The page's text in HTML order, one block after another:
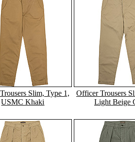
Slim, Type 1,
USMC Khaki
Officer Trousers
Light Beige